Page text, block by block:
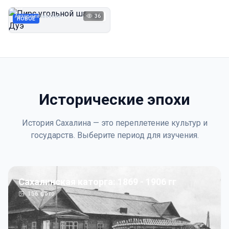
НОВОЕ 1923
Автор неизвестен 36
Исторические эпохи
История Сахалина — это переплетение культур и
государств. Выберите период для изучения.
Сахалинская каторга: 1869 - 1906 гг
156фото